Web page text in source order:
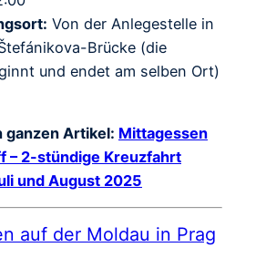
Von der Anlegestelle in
Brücke (die
und endet am selben Ort)
ganzen Artikel: Mittagessen
– 2-stündige Kreuzfahrt
und August 2025
auf der Moldau in Prag